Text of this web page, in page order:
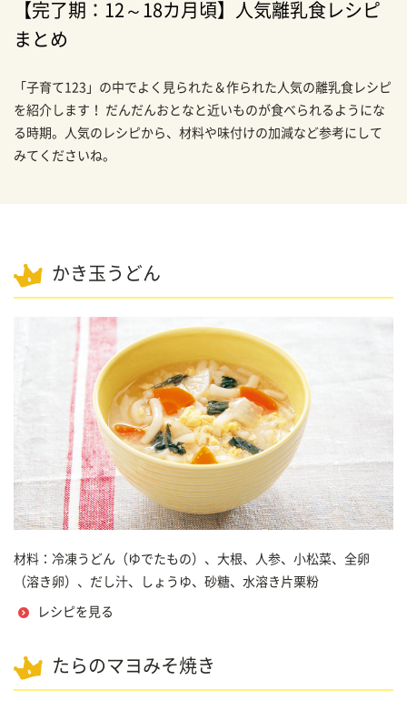
【完了期：12～18カ月頃】人気離乳食レシピ
まとめ
「子育て123」の中でよく見られた＆作られた人気の離乳食レシピ
を紹介します！ だんだんおとなと近いものが食べられるようにな
る時期。人気のレシピから、材料や味付けの加減など参考にして
みてくださいね。
かき玉うどん
材料：冷凍うどん（ゆでたもの）、大根、人参、小松菜、全卵
（溶き卵）、だし汁、しょうゆ、砂糖、水溶き片栗粉
レシピを見る
たらのマヨみそ焼き